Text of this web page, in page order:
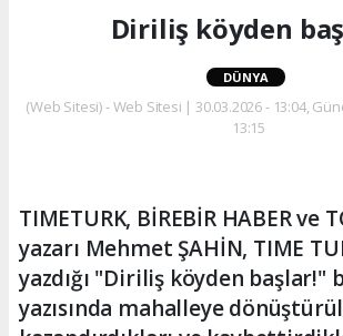
Diriliş köyden
DÜNYA
(Web Sitesi) - Web Sitesi | 30.03.2026 - 13:04,
13:15
TIMETURK, BİREBİR HABER ve
yazarı Mehmet ŞAHİN, TIME
yazdığı "Diriliş köyden başlar!"
yazısında mahalleye